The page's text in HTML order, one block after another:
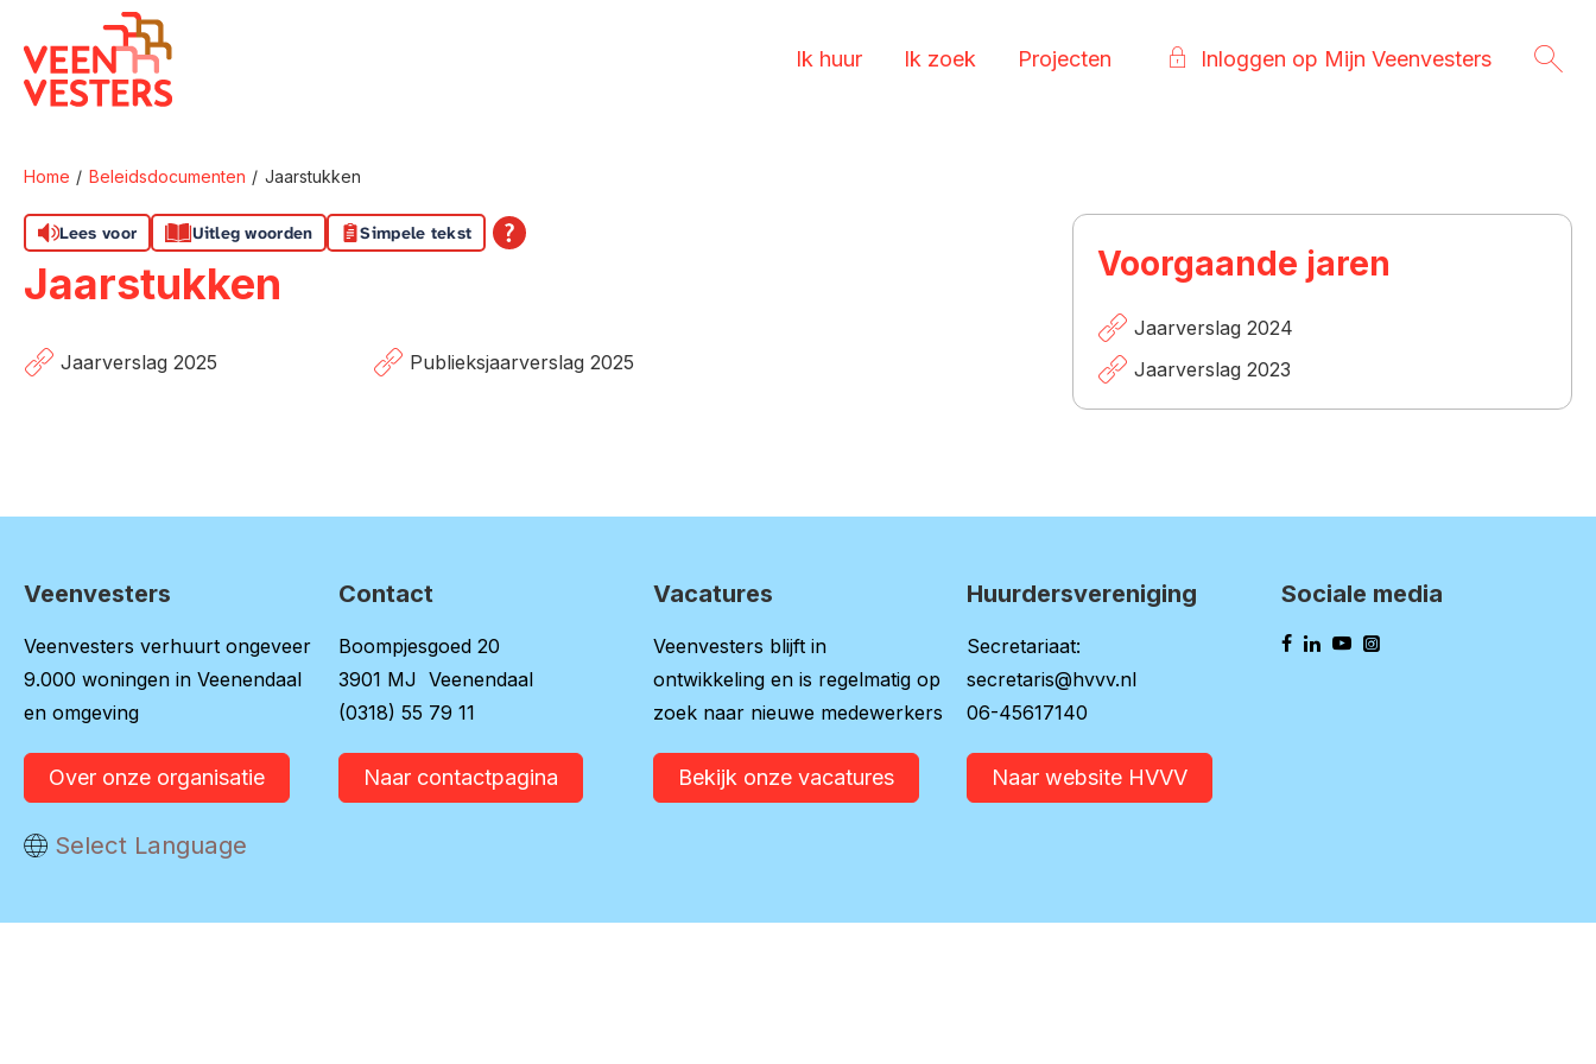
Naar hoofdinhoud
Naar hoofdnavigatiemenu
Naar zoeken
Naar de homepage
Ik huur Ik zoek Projecten Inloggen op Mijn Veenvesters
Home Beleidsdocumenten Jaarstukken
Lees voor Uitleg woorden Simpele tekst
Jaarstukken
Jaarverslag 2025 Publieksjaarverslag 2025
Voorgaande jaren
Jaarverslag 2024
Jaarverslag 2023
Contactinformatie
Veenvesters
Veenvesters verhuurt ongeveer
9.000 woningen in Veenendaal
en omgeving
Over onze organisatie
Contact
Boompjesgoed 20
3901 MJ Veenendaal
(0318) 55 79 11
Naar contactpagina
Vacatures
Veenvesters blijft in
ontwikkeling en is regelmatig op
zoek naar nieuwe medewerkers
Bekijk onze vacatures
Huurdersvereniging
Secretariaat:
secretaris@hvvv.nl
06-45617140
Naar website HVVV
Sociale media
Vertaal deze pagina
Select Language